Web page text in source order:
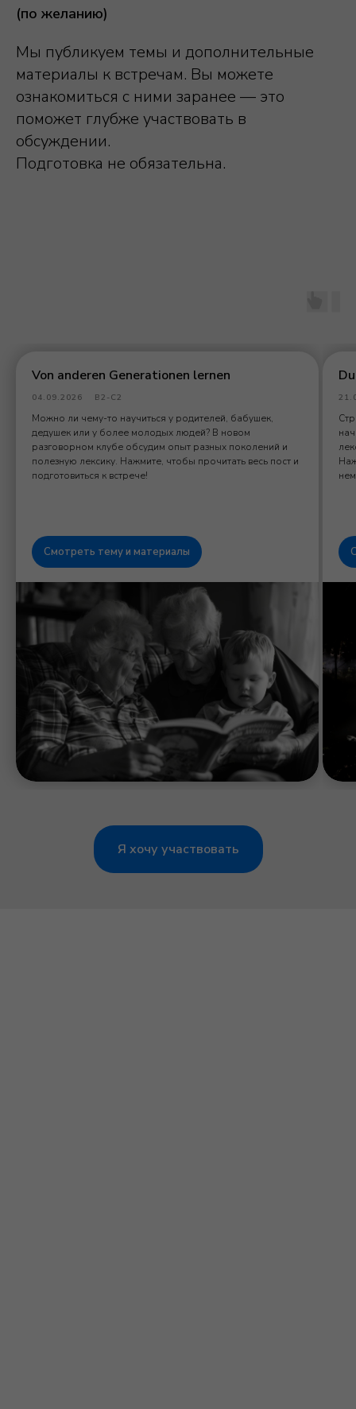
(по желанию)
Мы публикуем темы и дополнительные
материалы к встречам. Вы можете
ознакомиться с ними заранее — это
поможет глубже участвовать в
обсуждении.
Подготовка не обязательна.
Von anderen Generationen lernen
04.09.2026 B2-C2
Можно ли чему-то научиться у родителей, бабушек,
дедушек или у более молодых людей? В новом
разговорном клубе обсудим опыт разных поколений и
полезную лексику. Нажмите, чтобы прочитать весь пост и
подготовиться к встрече!
Смотреть тему и материалы
Я хочу участвовать